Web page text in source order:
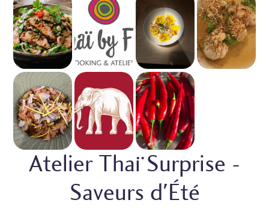
Atelier Thaï Surprise -
Saveurs d'Été